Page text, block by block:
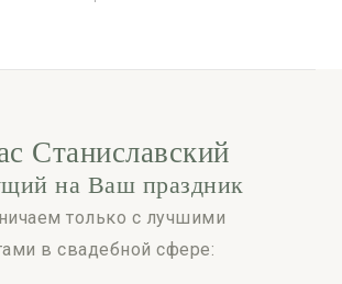
Станиславский
на Ваш праздник
только с лучшими
в свадебной сфере: